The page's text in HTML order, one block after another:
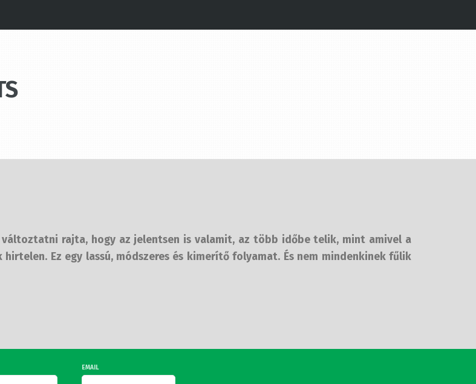
rajta, hogy az jelentsen is valamit, az több időbe telik, mint amivel a
Ez egy lassú, módszeres és kimerítő folyamat. És nem mindenkinek fűlik
EMAIL